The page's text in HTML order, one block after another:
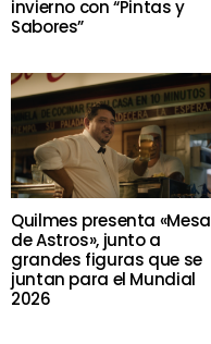
invierno con “Pintas y
Sabores”
Quilmes presenta «Mesa
de Astros», junto a
grandes figuras que se
juntan para el Mundial
2026